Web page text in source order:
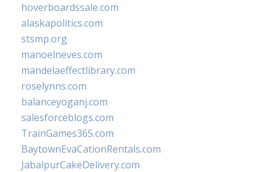
hoverboardssale.com
alaskapolitics.com
stsmp.org
manoelneves.com
mandelaeffectlibrary.com
roselynns.com
balanceyoganj.com
salesforceblogs.com
TrainGames365.com
BaytownEvaCationRentals.com
JabalpurCakeDelivery.com